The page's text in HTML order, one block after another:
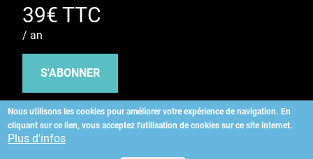
Nous utilisons les cookies pour améliorer votre expérience de navigation. En
cliquant sur ce lien, vous acceptez l'utilisation de cookies sur ce site internet.
Plus d'infos
39€ TTC
/ an
S'ABONNER
Copyright©2026 ALLIEDHEALTH